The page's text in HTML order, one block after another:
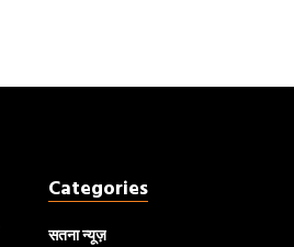
Categories
सतना न्यूज़